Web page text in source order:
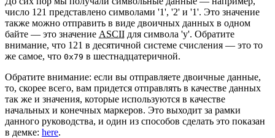
число 121 представлено символами '1', '2' и '1'. Это значение
также можно отправить в виде двоичных данных в одном
байте — это значение ASCII для символа 'y'. Обратите
внимание, что 121 в десятичной системе счисления — это то
же самое, что 0x79 в шестнадцатеричной.
Обратите внимание: если вы отправляете двоичные данные,
то, скорее всего, вам придется отправлять в качестве данных
так же и значения, которые используются в качестве
начальных и конечных маркеров. Это выходит за рамки
данного руководства, и один из способов сделать это показан
в демке: here.